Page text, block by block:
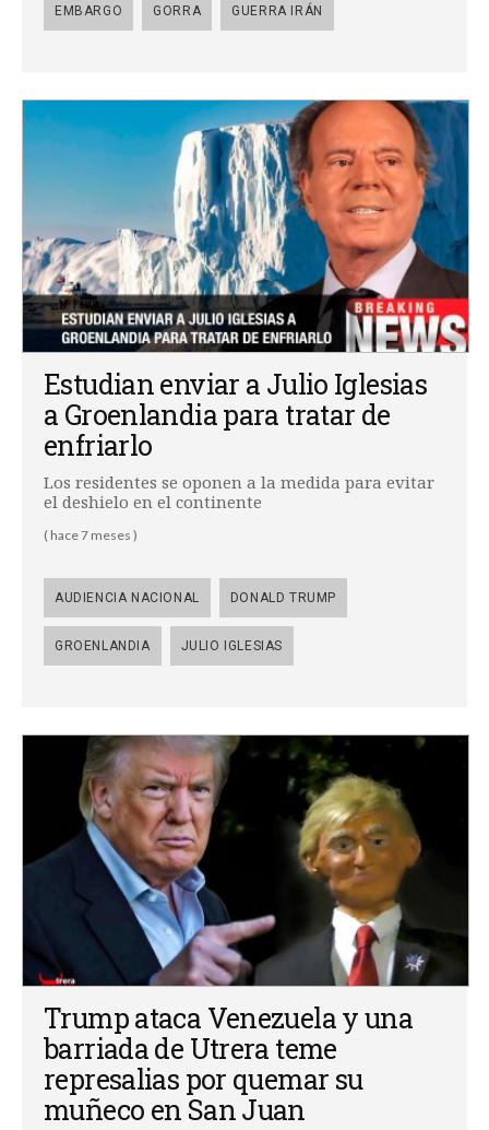
EMBARGO GORRA GUERRA IRÁN
Estudian enviar a Julio Iglesias
a Groenlandia para tratar de
enfriarlo
Los residentes se oponen a la medida para evitar
el deshielo en el continente
( hace 7 meses )
AUDIENCIA NACIONAL DONALD TRUMP
GROENLANDIA JULIO IGLESIAS
Trump ataca Venezuela y una
barriada de Utrera teme
represalias por quemar su
muñeco en San Juan